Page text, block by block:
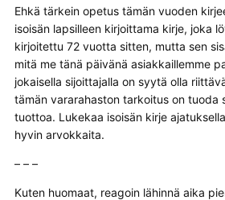
Ehkä tärkein opetus tämän vuoden
isoisän lapsilleen kirjoittama kirje, joka
kirjoitettu 72 vuotta sitten, mutta sen
mitä me tänä päivänä asiakkaillemme
jokaisella sijoittajalla on syytä olla
tämän vararahaston tarkoitus on tuoda
tuottoa. Lukekaa isoisän kirje
hyvin arvokkaita.
– – –
Kuten huomaat, reagoin lähinnä aika